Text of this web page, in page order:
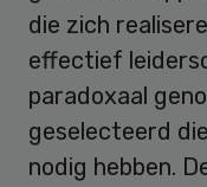
die zich
effectief
paradoxaal
geselecteerd
nodig hebben.